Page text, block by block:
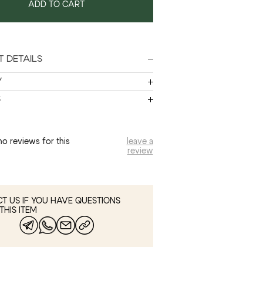
ADD TO CART
DETAILS
reviews for this
leave a
review
US IF YOU HAVE QUESTIONS
ITEM